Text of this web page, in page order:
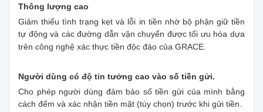
Thông lượng cao
Giảm thiểu tình trạng kẹt và lỗi in tiền nhờ bộ phận giữ tiền
tự động và các đường dẫn vận chuyển được tối ưu hóa dựa
trên công nghệ xác thực tiền độc đáo của GRACE.
Người dùng có độ tin tưởng cao vào số tiền gửi.
Cho phép người dùng đảm bảo số tiền gửi của mình bằng
cách đếm và xác nhận tiền mặt (tùy chọn) trước khi gửi tiền.